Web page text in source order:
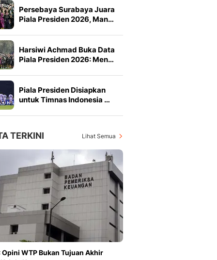
Persebaya Surabaya Juara
Piala Presiden 2026, Man…
Harsiwi Achmad Buka Data
Piala Presiden 2026: Men…
Piala Presiden Disiapkan
untuk Timnas Indonesia …
TERKINI Lihat Semua
Opini WTP Bukan Tujuan Akhir